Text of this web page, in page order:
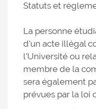
Statuts et
La personne
d'un acte illégal
l'Université ou
membre de la
sera également
prévues par la loi